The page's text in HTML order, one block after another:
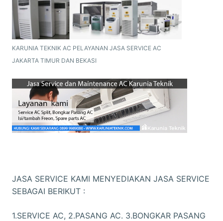
KARUNIA TEKNIK AC PELAYANAN JASA SERVICE AC
JAKARTA TIMUR DAN BEKASI
JASA SERVICE KAMI MENYEDIAKAN JASA SERVICE
SEBAGAI BERIKUT :
1.SERVICE AC, 2.PASANG AC. 3.BONGKAR PASANG